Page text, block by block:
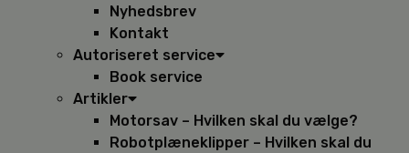
Nyhedsbrev
Kontakt
Autoriseret service
Book service
Artikler
Motorsav – Hvilken skal du vælge?
Robotplæneklipper – Hvilken skal du